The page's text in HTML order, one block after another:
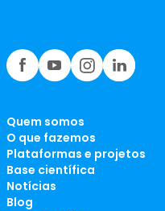
Quem somos
O que fazemos
Plataformas e projetos
Base científica
Notícias
Blog